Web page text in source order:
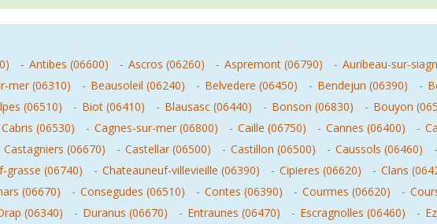
- Antibes (06600) - Ascros (06260) - Aspremont (06790) - Auribeau-sur-
mer (06310) - Beausoleil (06240) - Belvedere (06450) - Bendejun (06390) -
(06510) - Biot (06410) - Blausasc (06440) - Bonson (06830) - Bouyon
Cabris (06530) - Cagnes-sur-mer (06800) - Caille (06750) - Cannes (06400) -
Castagniers (06670) - Castellar (06500) - Castillon (06500) - Caussols (06460)
-
grasse (06740) - Chateauneuf-villevieille (06390) - Cipieres (06620) - Clans
(06670) - Consegudes (06510) - Contes (06390) - Courmes (06620) -
(06340) - Duranus (06670) - Entraunes (06470) - Escragnolles (06460) -